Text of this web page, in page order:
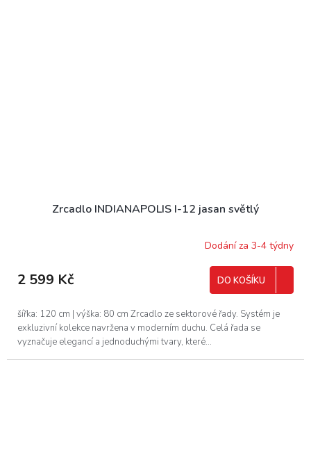
Zrcadlo INDIANAPOLIS I-12 jasan světlý
Dodání za 3-4 týdny
2 599 Kč DO KOŠÍKU
šířka: 120 cm | výška: 80 cm Zrcadlo ze sektorové řady. Systém je
exkluzivní kolekce navržena v moderním duchu. Celá řada se
vyznačuje elegancí a jednoduchými tvary, které...